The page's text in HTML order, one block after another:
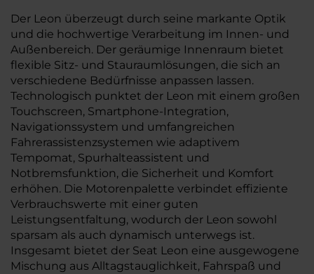
Der Leon überzeugt durch seine markante Optik
und die hochwertige Verarbeitung im Innen- und
Außenbereich. Der geräumige Innenraum bietet
flexible Sitz- und Stauraumlösungen, die sich an
verschiedene Bedürfnisse anpassen lassen.
Technologisch punktet der Leon mit einem großen
Touchscreen, Smartphone-Integration,
Navigationssystem und umfangreichen
Fahrerassistenzsystemen wie adaptivem
Tempomat, Spurhalteassistent und
Notbremsfunktion, die Sicherheit und Komfort
erhöhen. Die Motorenpalette verbindet effiziente
Verbrauchswerte mit einer guten
Leistungsentfaltung, wodurch der Leon sowohl
sparsam als auch dynamisch unterwegs ist.
Insgesamt bietet der Seat Leon eine ausgewogene
Mischung aus Alltagstauglichkeit, Fahrspaß und